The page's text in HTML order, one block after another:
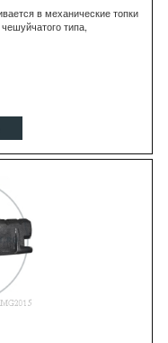
в механические топки
типа,